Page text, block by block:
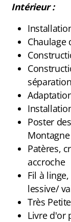
Intérieur :
Chaulage
séparation
Poster
Patères,
accroche
Fil à
lessive/
Très
Livre d'or